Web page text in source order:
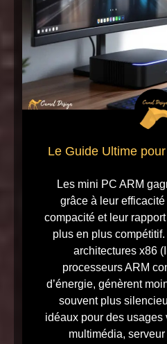
Le Guide Ultime
Les mini PC ARM
grâce à leur
compacité et leur
plus en plus
architectures x86
processeurs ARM
d’énergie, génèrent
souvent plus
idéaux pour des usages
multimédia,